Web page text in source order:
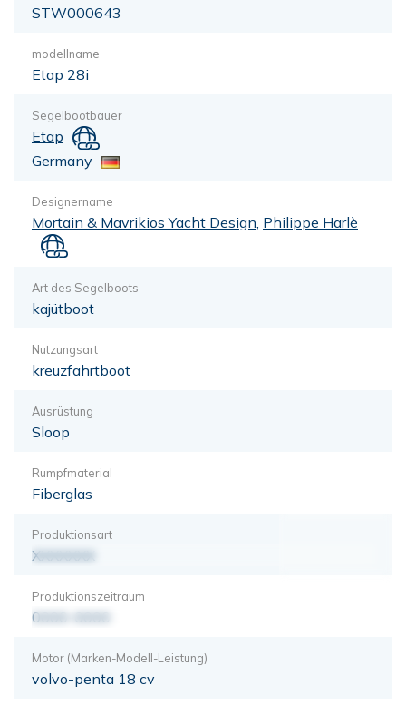
STW000643
modellname
Etap 28i
Segelbootbauer
Etap
Germany
Designername
Mortain & Mavrikios Yacht Design Philippe Harlè
Art des Segelboots
kajütboot
Nutzungsart
kreuzfahrtboot
Ausrüstung
Sloop
Rumpfmaterial
Fiberglas
Produktionsart
XXXXXXX
Produktionszeitraum
0000-0000
Motor (Marken-Modell-Leistung)
volvo-penta 18 cv